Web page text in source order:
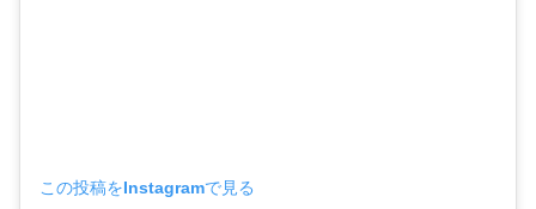
この投稿をInstagramで見る